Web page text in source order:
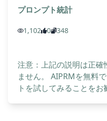
プロンプト統計
1,102 0 348
注意：上記の説明は正確
ません。 AIPRMを無料
トを試してみることをお